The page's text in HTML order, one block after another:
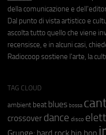
della comunicazione e
Dal punto di vista artistico e
ascolta tutto quello che viene
recensisce, e in alcuni casi,
Radiocoop sostiene l'arte, la
TAG CLOUD
ambient beat blues bossa
crossover dance disco
Grunge; hard rock hip hop